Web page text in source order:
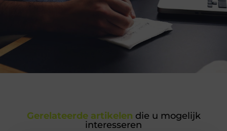
Gerelateerde artikelen die u mogelijk
interesseren